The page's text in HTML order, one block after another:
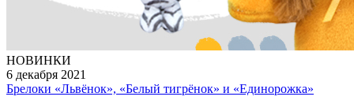
НОВИНКИ
6 декабря 2021
Брелоки «Львёнок», «Белый тигрёнок» и «Единорожка»